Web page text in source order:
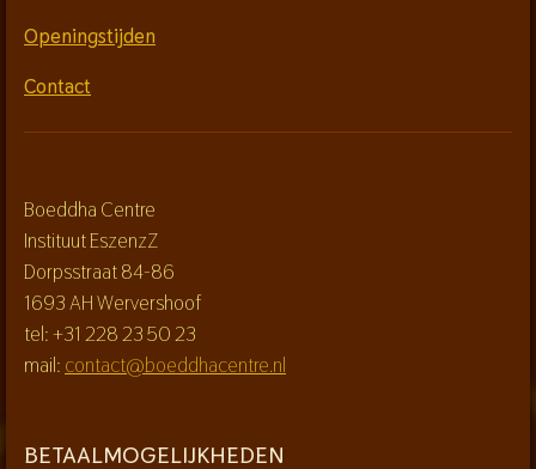
Openingstijden
Contact
Boeddha Centre
Instituut EszenzZ
Dorpsstraat 84-86
1693 AH Wervershoof
tel: +31 228 23 50 23
mail: contact@boeddhacentre.nl
BETAALMOGELIJKHEDEN